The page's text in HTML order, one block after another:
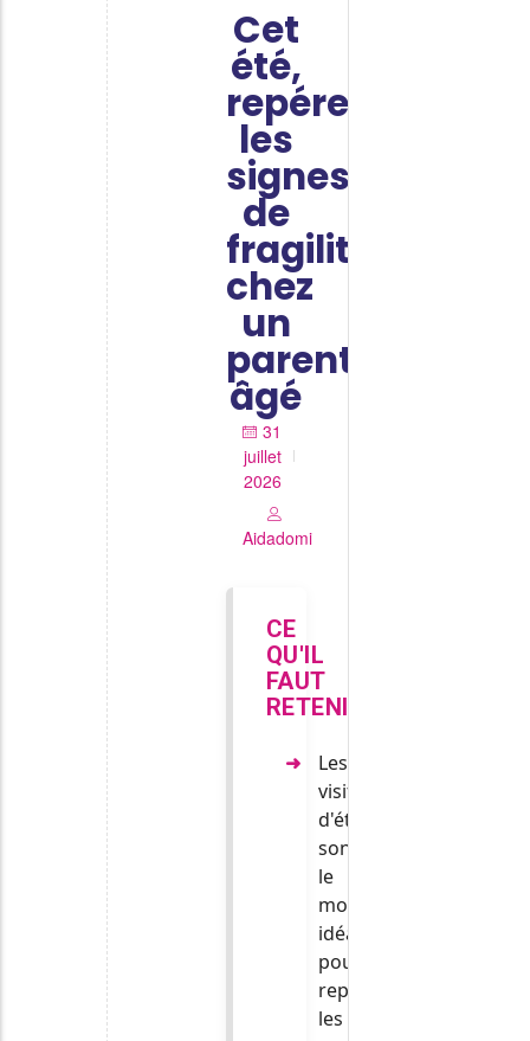
Cet
été,
repérer
les
signes
de
fragilité
chez
un
parent
âgé
31
juillet
2026
Aidadomi
CE
QU'IL
FAUT
RETENIR
Les
visites
d'été
sont
le
moment
idéal
pour
repérer
les